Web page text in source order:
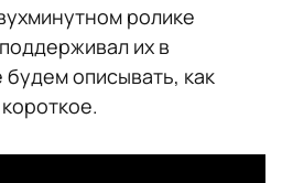
ролике
их в
описывать, как